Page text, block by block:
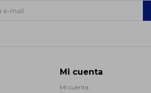
Mi cuenta
Mi cuenta